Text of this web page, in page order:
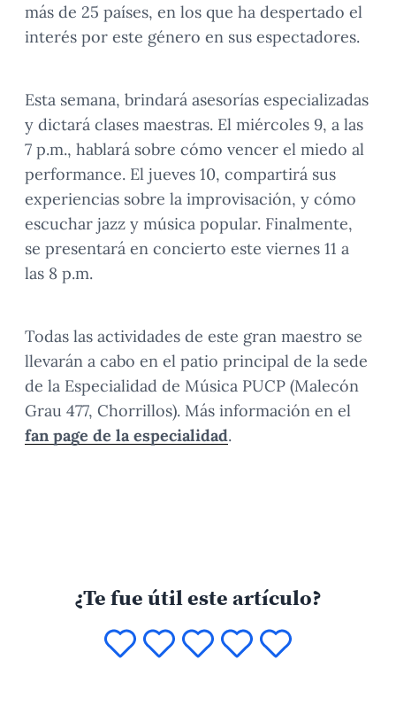
más de 25 países, en los que ha despertado el
interés por este género en sus espectadores.
Esta semana, brindará asesorías especializadas
y dictará clases maestras. El miércoles 9, a las
7 p.m., hablará sobre cómo vencer el miedo al
performance. El jueves 10, compartirá sus
experiencias sobre la improvisación, y cómo
escuchar jazz y música popular. Finalmente,
se presentará en concierto este viernes 11 a
las 8 p.m.
Todas las actividades de este gran maestro se
llevarán a cabo en el patio principal de la sede
de la Especialidad de Música PUCP (Malecón
Grau 477, Chorrillos). Más información en el
fan page de la especialidad.
¿Te fue útil este artículo?